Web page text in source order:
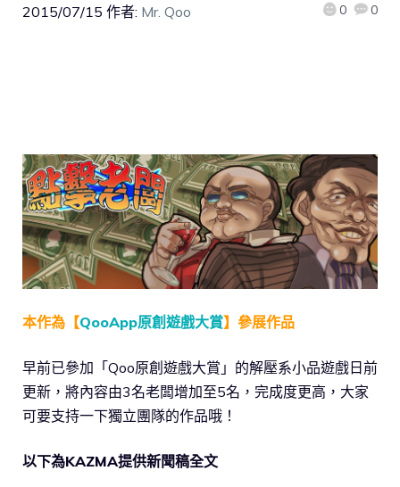
2015/07/15 作者: Mr. Qoo 0 0
本作為【QooApp原創遊戲大賞】參展作品
早前已參加「Qoo原創遊戲大賞」的解壓系小品遊戲日前
更新，將內容由3名老闆增加至5名，完成度更高，大家
可要支持一下獨立團隊的作品哦！
以下為KAZMA提供新聞稿全文